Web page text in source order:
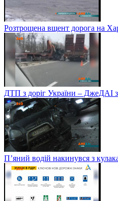
Розтрощена вщент дорога на
ДТП з доріг України – ДжеДАІ
П’яний водій накинувся з